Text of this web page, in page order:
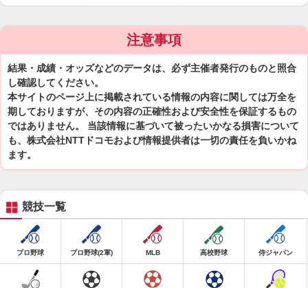
注意事項
結果・成績・オッズなどのデータは、必ず主催者発行のものと照合
し確認してください。
本サイトのページ上に掲載されている情報の内容に関しては万全を
期しておりますが、その内容の正確性および安全性を保証するもの
ではありません。 当該情報に基づいて被ったいかなる損害について
も、株式会社NTTドコモおよび情報提供者は一切の責任を負いかね
ます。
競技一覧
プロ野球 プロ野球(2軍) MLB 高校野球 侍ジャパン